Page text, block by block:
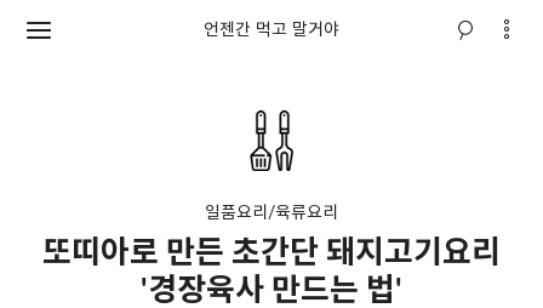
언젠간 먹고 말거야
일품요리/육류요리
또띠아로 만든 초간단 돼지고기요리
'경장육사 만드는 법'